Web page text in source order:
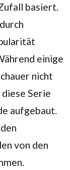
basiert.
einige
nicht
diese Serie
aufgebaut.
von den